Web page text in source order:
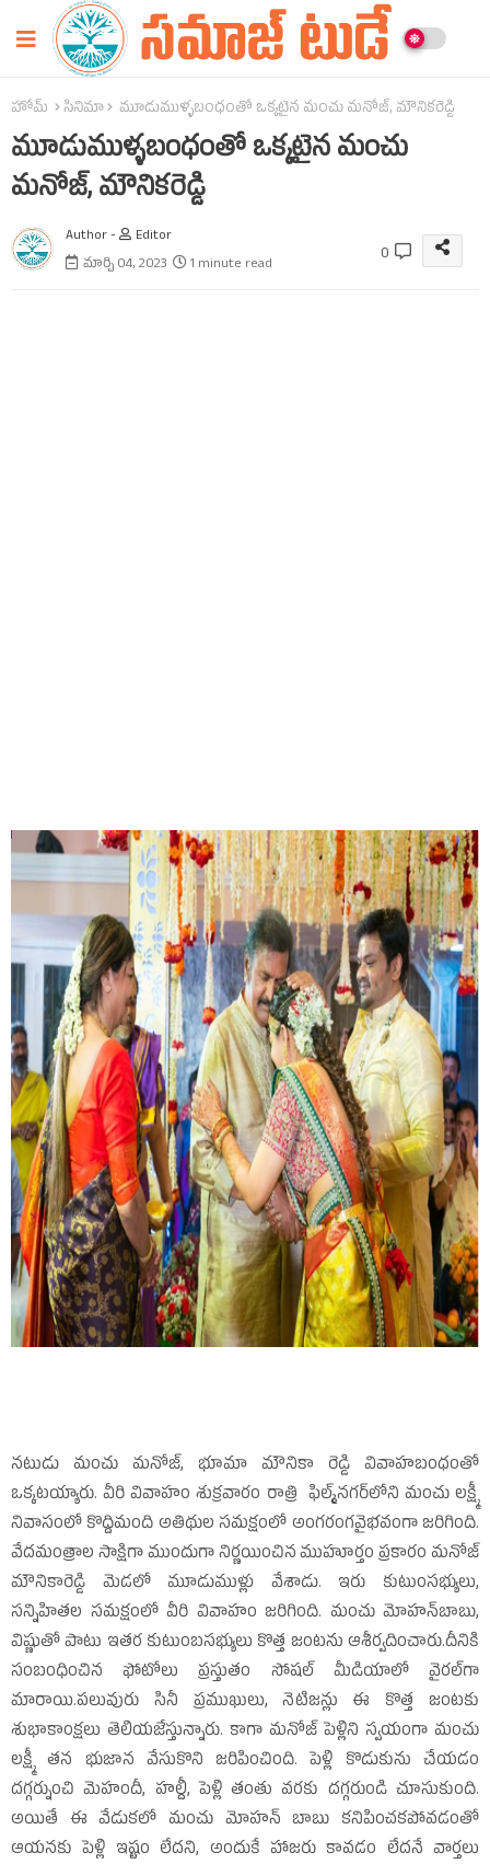
హోమ్ సినిమా మూడుముళ్ళబంధంతో ఒక్కటైన మంచు మనోజ్‌, మౌనికరెడ్డి
మూడుముళ్ళబంధంతో ఒక్కటైన మంచు
మనోజ్‌, మౌనికరెడ్డి
Author -
Editor
మార్చి 04, 2023
1 minute read 0
నటుడు మంచు మనోజ్‌, భూమా మౌనికా రెడ్డి వివాహబంధంతో
ఒక్కటయ్యారు. వీరి వివాహం శుక్రవారం రాత్రి ఫిల్మ్‌నగర్‌లోని మంచు లక్ష్మీ
నివాసంలో కొద్దిమంది అతిథుల సమక్షంలో అంగరంగవైభవంగా జరిగింది.
వేదమంత్రాల సాక్షిగా ముందుగా నిర్ణయించిన ముహూర్తం ప్రకారం మనోజ్‌
మౌనికారెడ్డి మెడలో మూడుముళ్లు వేశాడు. ఇరు కుటుంసభ్యులు,
సన్నిహితల సమక్షంలో వీరి వివాహం జరిగింది. మంచు మోహన్‌బాబు,
విష్ణుతో పాటు ఇతర కుటుంబసభ్యులు కొత్త జంటను ఆశీర్వదించారు.దీనికి
సంబంధించిన ఫోటోలు ప్రస్తుతం సోషల్‌ మీడియాలో వైరల్‌గా
మారాయి.పలువురు సినీ ప్రముఖులు, నెటిజన్లు ఈ కొత్త జంటకు
శుభాకాంక్షలు తెలియజేస్తున్నారు. కాగా మనోజ్‌ పెళ్లిని స్వయంగా మంచు
లక్ష్మీ తన భుజాన వేసుకొని జరిపించింది. పెళ్లి కొడుకును చేయడం
దగ్గర్నుంచి మెహందీ, హల్దీ, పెళ్లి తంతు వరకు దగ్గరుండి చూసుకుంది.
అయితే ఈ వేడుకలో మంచు మోహన్‌ బాబు కనిపించకపోవడంతో
ఆయనకు పెళ్లి ఇష్టం లేదని, అందుకే హాజరు కావడం లేదనే వార్తలు